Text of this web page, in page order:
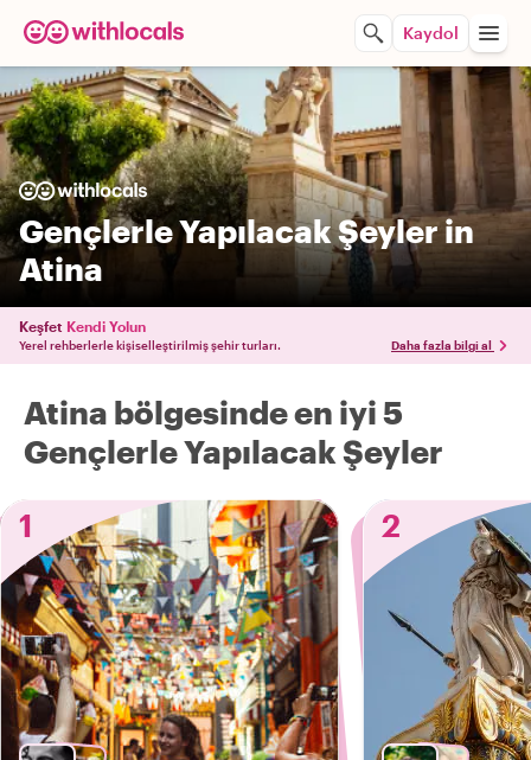
Kaydol
Gençlerle Yapılacak Şeyler in
Atina
Keşfet Kendi Yolun
Yerel rehberlerle kişiselleştirilmiş şehir turları. Daha fazla bilgi al
Atina bölgesinde en iyi 5
Gençlerle Yapılacak Şeyler
1
2